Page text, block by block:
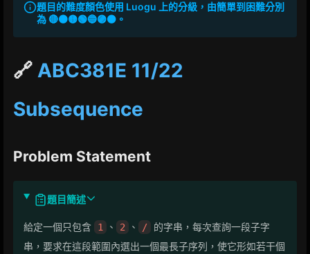
題目的難度顏色使用 Luogu 上的分級，由簡單到困難分別
為 🔴🟠🟡🟢🔵🟣⚫。
🔗 ABC381E 11/22
Subsequence
Problem Statement
題目簡述
給定一個只包含 1 、 2 、 /
的字串，每次查詢一段子字
串，要求在這段範圍內選出一個最長子序列，使它形如若干個